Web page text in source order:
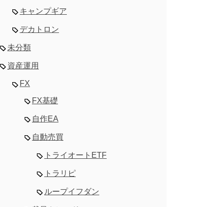
キャンプギア
デカトロン
未分類
資産運用
FX
FX基礎
自作EA
自動売買
トライオートETF
トラリピ
ループイフダン